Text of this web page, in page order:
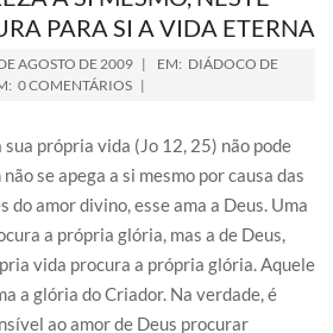
PARA SI A VIDA ETERNA
AGOSTO DE 2009 EM: DIÁDOCO DE
0 COMENTÁRIOS
sua própria vida (Jo 12, 25) não pode
se apega a si mesmo por causa das
amor divino, esse ama a Deus. Uma
a própria glória, mas a de Deus,
vida procura a própria glória. Aquele
a glória do Criador. Na verdade, é
ao amor de Deus procurar